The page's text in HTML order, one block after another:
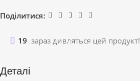
Поділитися:
19 зараз дивляться цей продукт!
Деталі